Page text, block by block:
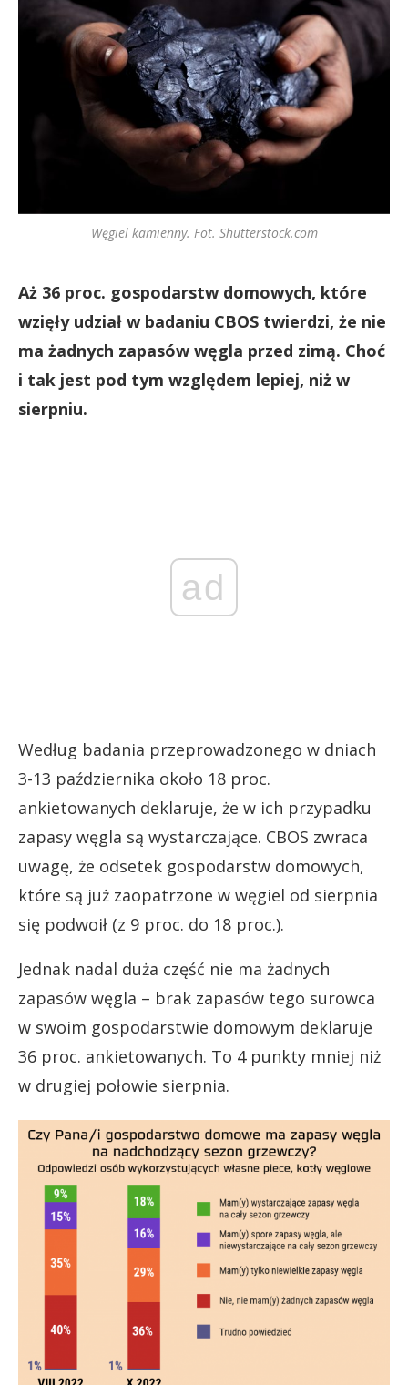
Węgiel kamienny. Fot. Shutterstock.com
Aż 36 proc. gospodarstw domowych, które
wzięły udział w badaniu CBOS twierdzi, że nie
ma żadnych zapasów węgla przed zimą. Choć
i tak jest pod tym względem lepiej, niż w
sierpniu.
ad
Według badania przeprowadzonego w dniach
3-13 października około 18 proc.
ankietowanych deklaruje, że w ich przypadku
zapasy węgla są wystarczające. CBOS zwraca
uwagę, że odsetek gospodarstw domowych,
które są już zaopatrzone w węgiel od sierpnia
się podwoił (z 9 proc. do 18 proc.).
Jednak nadal duża część nie ma żadnych
zapasów węgla – brak zapasów tego surowca
w swoim gospodarstwie domowym deklaruje
36 proc. ankietowanych. To 4 punkty mniej niż
w drugiej połowie sierpnia.